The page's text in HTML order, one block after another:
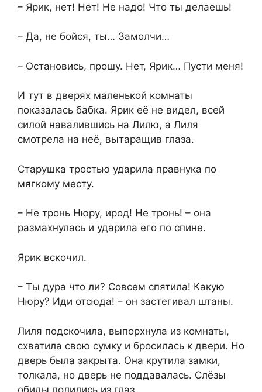
– Ярик, нет! Нет! Не надо! Что ты делаешь!
– Да, не бойся, ты… Замолчи…
– Остановись, прошу. Нет, Ярик… Пусти меня!
И тут в дверях маленькой комнаты
показалась бабка. Ярик её не видел, всей
силой навалившись на Лилю, а Лиля
смотрела на неё, вытаращив глаза.
Старушка тростью ударила правнука по
мягкому месту.
– Не тронь Нюру, ирод! Не тронь! – она
размахнулась и ударила его по спине.
Ярик вскочил.
– Ты дура что ли? Совсем спятила! Какую
Нюру? Иди отсюда! – он застегивал штаны.
Лиля подскочила, выпорхнула из комнаты,
схватила свою сумку и бросилась к двери. Но
дверь была закрыта. Она крутила замки,
толкала, но дверь не поддавалась. Слёзы
обиды полились из глаз.